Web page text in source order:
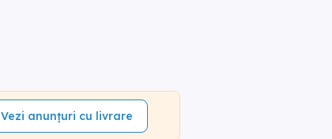
Vezi anunțuri cu livrare